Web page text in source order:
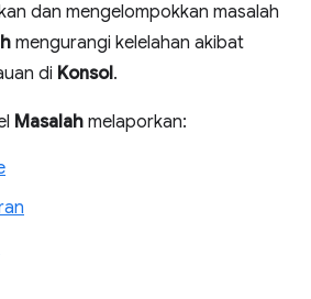
dan mengelompokkan masalah
mengurangi kelelahan akibat
di Konsol.
Masalah melaporkan: